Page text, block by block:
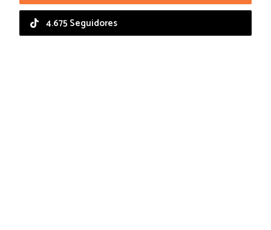
4.675 Seguidores